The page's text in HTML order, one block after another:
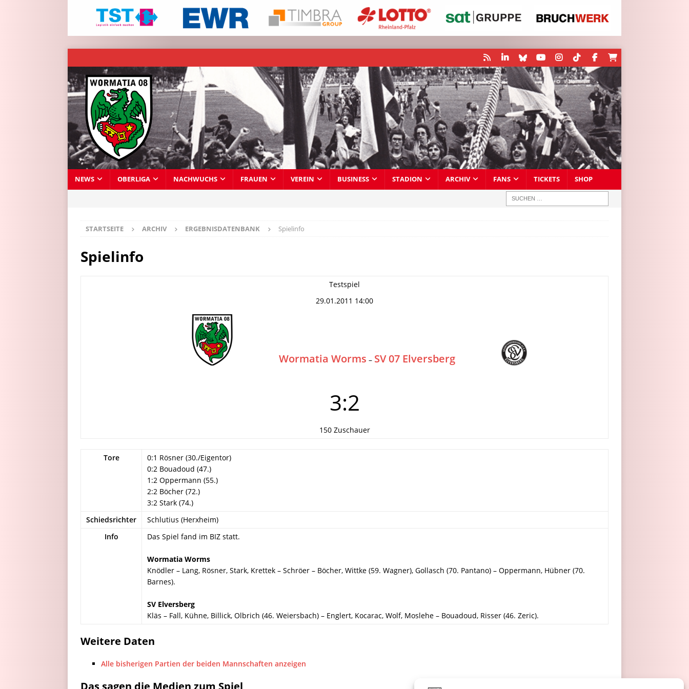
NEWS OBERLIGA NACHWUCHS FRAUEN VEREIN BUSINESS STADION ARCHIV FANS TICKETS SHOP
STARTSEITE ARCHIV ERGEBNISDATENBANK Spielinfo
Spielinfo
Testspiel
29.01.2011 14:00
Wormatia Worms – SV 07 Elversberg
3:2
150 Zuschauer
Tore
0:1 Rösner (30./Eigentor)
0:2 Bouadoud (47.)
1:2 Oppermann (55.)
2:2 Böcher (72.)
3:2 Stark (74.)
Schiedsrichter
Schlutius (Herxheim)
Info
Das Spiel fand im BIZ statt.
Wormatia Worms
Knödler – Lang, Rösner, Stark, Krettek – Schröer – Böcher, Wittke (59. Wagner), Gollasch (70. Pantano) – Oppermann, Hübner (70.
Barnes).
SV Elversberg
Kläs – Fall, Kühne, Billick, Olbrich (46. Weiersbach) – Englert, Kocarac, Wolf, Moslehe – Bouadoud, Risser (46. Zeric).
Weitere Daten
Alle bisherigen Partien der beiden Mannschaften anzeigen
Das sagen die Medien zum Spiel